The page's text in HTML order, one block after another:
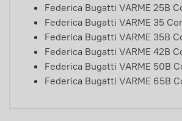
Federica Bugatti VARME 25B
Federica Bugatti VARME 35
Federica Bugatti VARME 35B
Federica Bugatti VARME 42B
Federica Bugatti VARME 50B
Federica Bugatti VARME 65B